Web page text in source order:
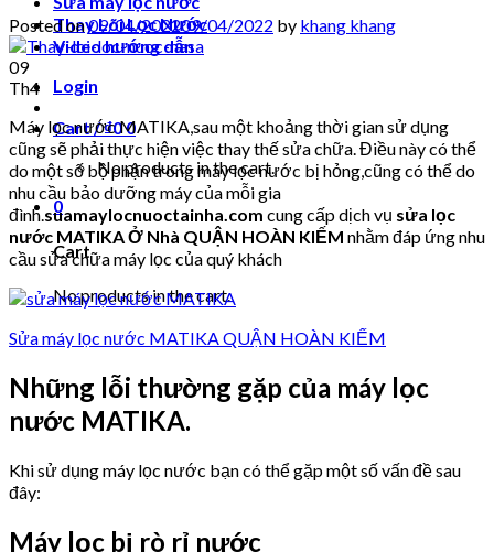
Thay Lõi Lọc Nước
Video hướng dẫn
Login
Cart /₫00
No products in the cart.
0
Cart
No products in the cart.
Posted on09/04/202209/04/2022 by khang khang
09
Th4
Máy lọc nước MATIKA,sau một khoảng thời gian sử dụng
cũng sẽ phải thực hiện việc thay thế sửa chữa. Điều này có thể
do một số bộ phận trong máy lọc nước bị hỏng,cũng có thể do
nhu cầu bảo dưỡng máy của mỗi gia
đình.suamaylocnuoctainha.com cung cấp dịch vụ sửa lọc
nước MATIKA Ở Nhà QUẬN HOÀN KIẾM nhằm đáp ứng nhu
cầu sửa chữa máy lọc của quý khách
Sửa máy lọc nước MATIKA QUẬN HOÀN KIẾM
Những lỗi thường gặp của máy lọc
nước MATIKA.
Khi sử dụng máy lọc nước bạn có thể gặp một số vấn đề sau
đây:
Máy lọc bị rò rỉ nước